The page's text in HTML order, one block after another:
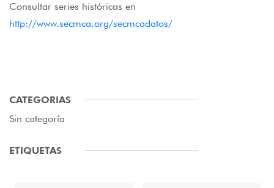
Consultar series históricas en
http://www.secmca.org/secmcadatos/
CATEGORIAS
Sin categoría
ETIQUETAS